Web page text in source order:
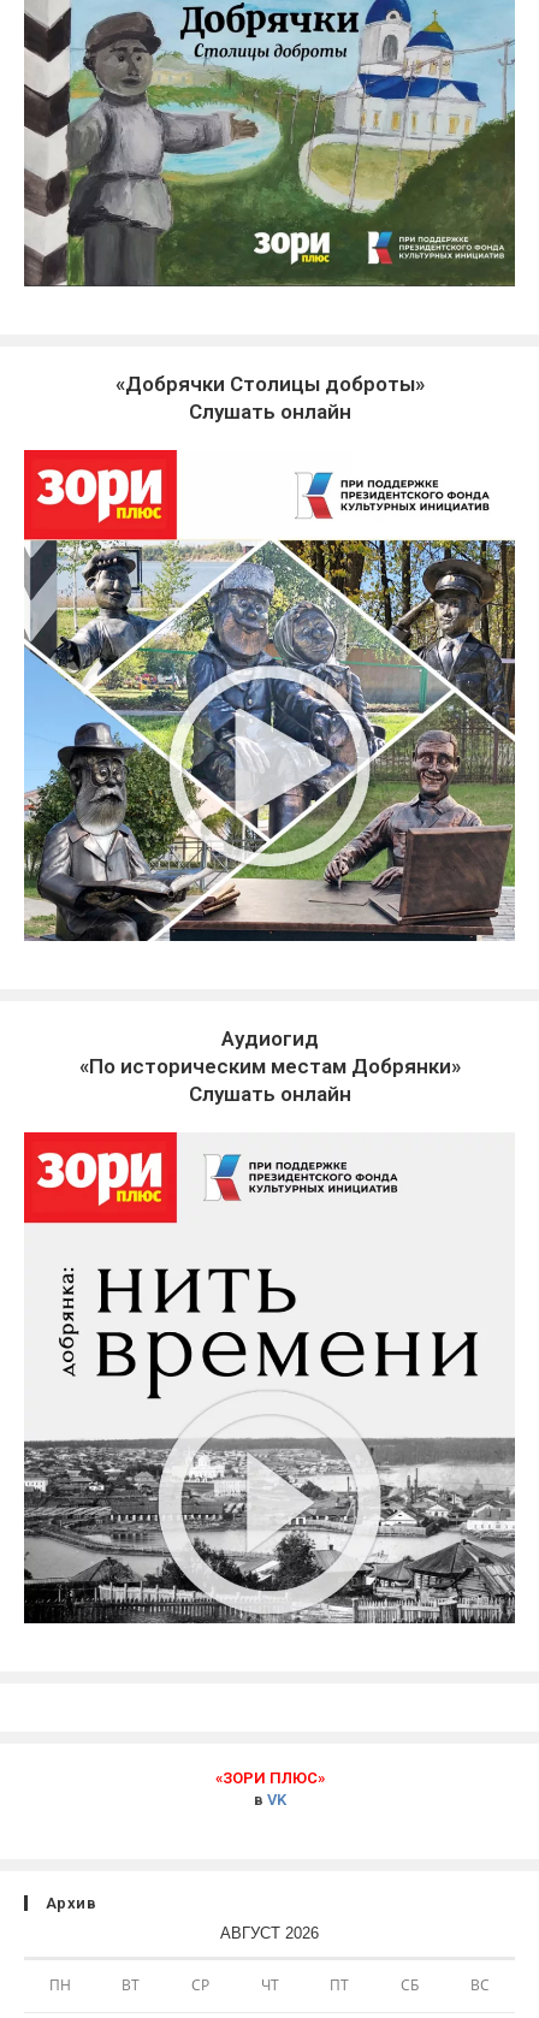
«Добрячки Столицы доброты»
Слушать онлайн
Аудиогид
«По историческим местам Добрянки»
Слушать онлайн
«ЗОРИ ПЛЮС»
в VK
Архив
АВГУСТ 2026
ПН ВТ СР ЧТ ПТ СБ ВС